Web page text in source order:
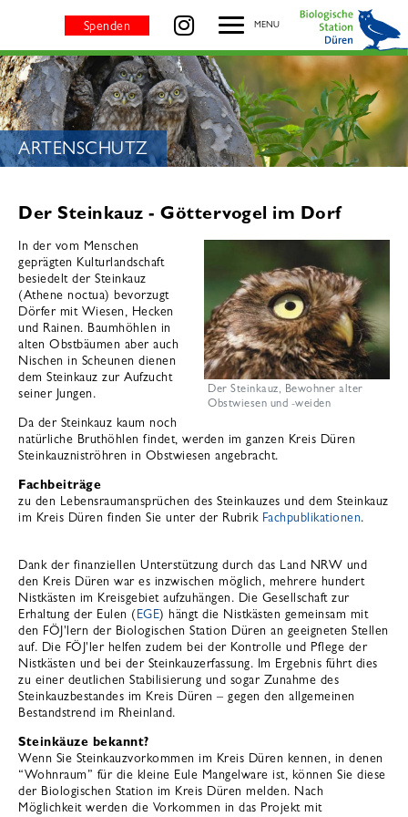
MENU
Spenden besuchen Sie uns
SEITENTITEL:
ARTENSCHUTZ
Der Steinkauz - Göttervogel im Dorf
Der Steinkauz, Bewohner alter
Obstwiesen und -weiden
In der vom Menschen
geprägten Kulturlandschaft
besiedelt der Steinkauz
(Athene noctua) bevorzugt
Dörfer mit Wiesen, Hecken
und Rainen. Baumhöhlen in
alten Obstbäumen aber auch
Nischen in Scheunen dienen
dem Steinkauz zur Aufzucht
seiner Jungen.
Da der Steinkauz kaum noch
natürliche Bruthöhlen findet, werden im ganzen Kreis Düren
Steinkauzniströhren in Obstwiesen angebracht.
Fachbeiträge
zu den Lebensraumansprüchen des Steinkauzes und dem Steinkauz
im Kreis Düren finden Sie unter der Rubrik Fachpublikationen.
Dank der finanziellen Unterstützung durch das Land NRW und
den Kreis Düren war es inzwischen möglich, mehrere hundert
Nistkästen im Kreisgebiet aufzuhängen. Die Gesellschaft zur
Erhaltung der Eulen (EGE) hängt die Nistkästen gemeinsam mit
den FÖJ'lern der Biologischen Station Düren an geeigneten Stellen
auf. Die FÖJ'ler helfen zudem bei der Kontrolle und Pflege der
Nistkästen und bei der Steinkauzerfassung. Im Ergebnis führt dies
zu einer deutlichen Stabilisierung und sogar Zunahme des
Steinkauzbestandes im Kreis Düren – gegen den allgemeinen
Bestandstrend im Rheinland.
Steinkäuze bekannt?
Wenn Sie Steinkauzvorkommen im Kreis Düren kennen, in denen
“Wohnraum” für die kleine Eule Mangelware ist, können Sie diese
der Biologischen Station im Kreis Düren melden. Nach
Möglichkeit werden die Vorkommen in das Projekt mit